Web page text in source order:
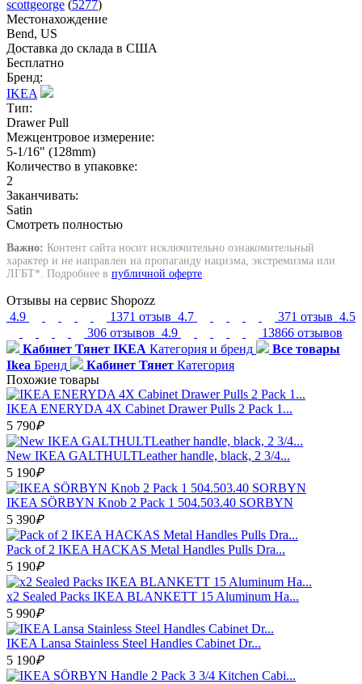
scottgeorge (5277)
Местонахождение
Bend, US
Доставка до склада в США
Бесплатно
Бренд:
IKEA
Тип:
Drawer Pull
Межцентровое измерение:
5-1/16" (128mm)
Количество в упаковке:
2
Заканчивать:
Satin
Смотреть полностью
Важно: Контент сайта носит исключительно ознакомительный
характер и не направлен на пропаганду нацизма, экстремизма или
ЛГБТ*. Подробнее в публичной оферте
Отзывы на сервис Shopozz
4.9
1371 отзыв 4.7 371 отзыв 4.5
306 отзывов 4.9
13866 отзывов
Кабинет Тянет IKEA Категория и бренд
Все товары
Ikea Бренд Кабинет Тянет Категория
Похожие товары
IKEA ENERYDA 4X Cabinet Drawer Pulls 2 Pack 1...
5 790₽
New IKEA GALTHULTLeather handle, black, 2 3/4...
5 190₽
IKEA SÖRBYN Knob 2 Pack 1 504.503.40 SORBYN
5 390₽
Pack of 2 IKEA HACKAS Metal Handles Pulls Dra...
5 190₽
x2 Sealed Packs IKEA BLANKETT 15 Aluminum Ha...
5 990₽
IKEA Lansa Stainless Steel Handles Cabinet Dr...
5 190₽